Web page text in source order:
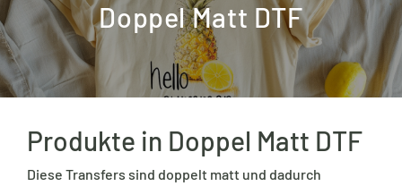
Doppel Matt DTF
Produkte in Doppel Matt DTF
Diese Transfers sind doppelt matt und dadurch